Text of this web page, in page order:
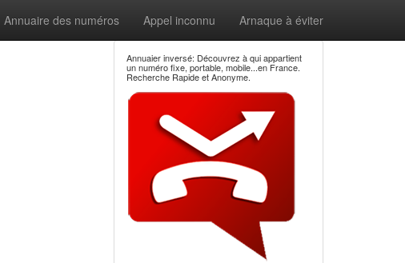
Annuaire des numéros Appel inconnu Arnaque à éviter
Annuaier inversé: Découvrez à qui appartient
un numéro fixe, portable, mobile...en France.
Recherche Rapide et Anonyme.